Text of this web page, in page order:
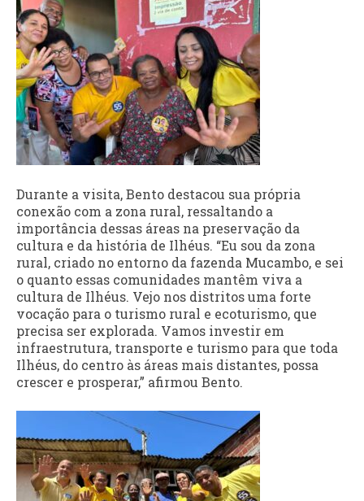
Durante a visita, Bento destacou sua própria
conexão com a zona rural, ressaltando a
importância dessas áreas na preservação da
cultura e da história de Ilhéus. “Eu sou da zona
rural, criado no entorno da fazenda Mucambo, e sei
o quanto essas comunidades mantêm viva a
cultura de Ilhéus. Vejo nos distritos uma forte
vocação para o turismo rural e ecoturismo, que
precisa ser explorada. Vamos investir em
infraestrutura, transporte e turismo para que toda
Ilhéus, do centro às áreas mais distantes, possa
crescer e prosperar,” afirmou Bento.